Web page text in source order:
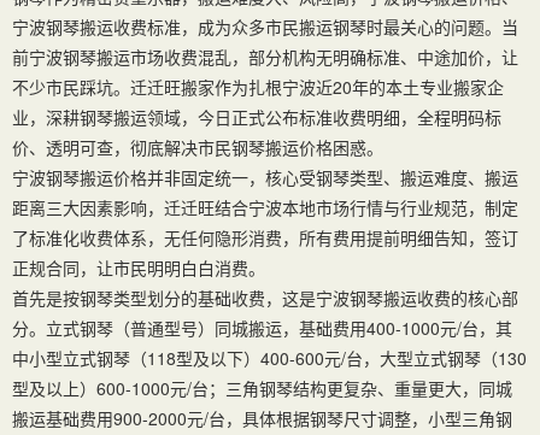
宁波钢琴搬运收费标准，成为众多市民搬运钢琴时最关心的问题。当
前宁波钢琴搬运市场收费混乱，部分机构无明确标准、中途加价，让
不少市民踩坑。迁迁旺搬家作为扎根宁波近20年的本土专业搬家企
业，深耕钢琴搬运领域，今日正式公布标准收费明细，全程明码标
价、透明可查，彻底解决市民钢琴搬运价格困惑。
宁波钢琴搬运价格并非固定统一，核心受钢琴类型、搬运难度、搬运
距离三大因素影响，迁迁旺结合宁波本地市场行情与行业规范，制定
了标准化收费体系，无任何隐形消费，所有费用提前明细告知，签订
正规合同，让市民明明白白消费。
首先是按钢琴类型划分的基础收费，这是宁波钢琴搬运收费的核心部
分。立式钢琴（普通型号）同城搬运，基础费用400-1000元/台，其
中小型立式钢琴（118型及以下）400-600元/台，大型立式钢琴（130
型及以上）600-1000元/台；三角钢琴结构更复杂、重量更大，同城
搬运基础费用900-2000元/台，具体根据钢琴尺寸调整，小型三角钢